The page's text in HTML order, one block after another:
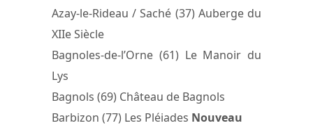
Azay-le-Rideau / Saché (37) Auberge du
XIIe Siècle
Bagnoles-de-l’Orne (61) Le Manoir du
Lys
Bagnols (69) Château de Bagnols
Barbizon (77) Les Pléiades Nouveau